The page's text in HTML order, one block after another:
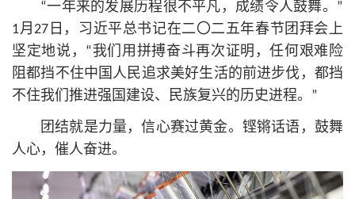
“一年来的发展历程很不平凡，成绩令人鼓舞。”
1月27日，习 近平总书记在二〇二五年春节团拜会上
坚定地说，“我们用拼搏奋斗再次证明，任何艰难险
阻都挡不住中国人民追求美好生活的前进步伐，都挡
不住我们推进强国建设、民族复兴的历史进程。”
团结就是力量，信心赛过黄金。铿锵话语，鼓舞
人心，催人奋进。